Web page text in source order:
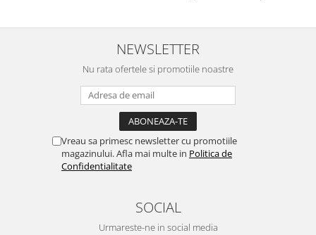
atras atentia ca nu era conectat
cablul de video de la camera
serviabili, livrare rapidă, suport
tehnic, totul impecabil, o să revin
la ei și pentru vi...
NEWSLETTER
Nu rata ofertele si promotiile noastre
Vreau sa primesc newsletter cu promotiile
magazinului. Afla mai multe in Politica de
Confidentialitate
SOCIAL
Urmareste-ne in social media